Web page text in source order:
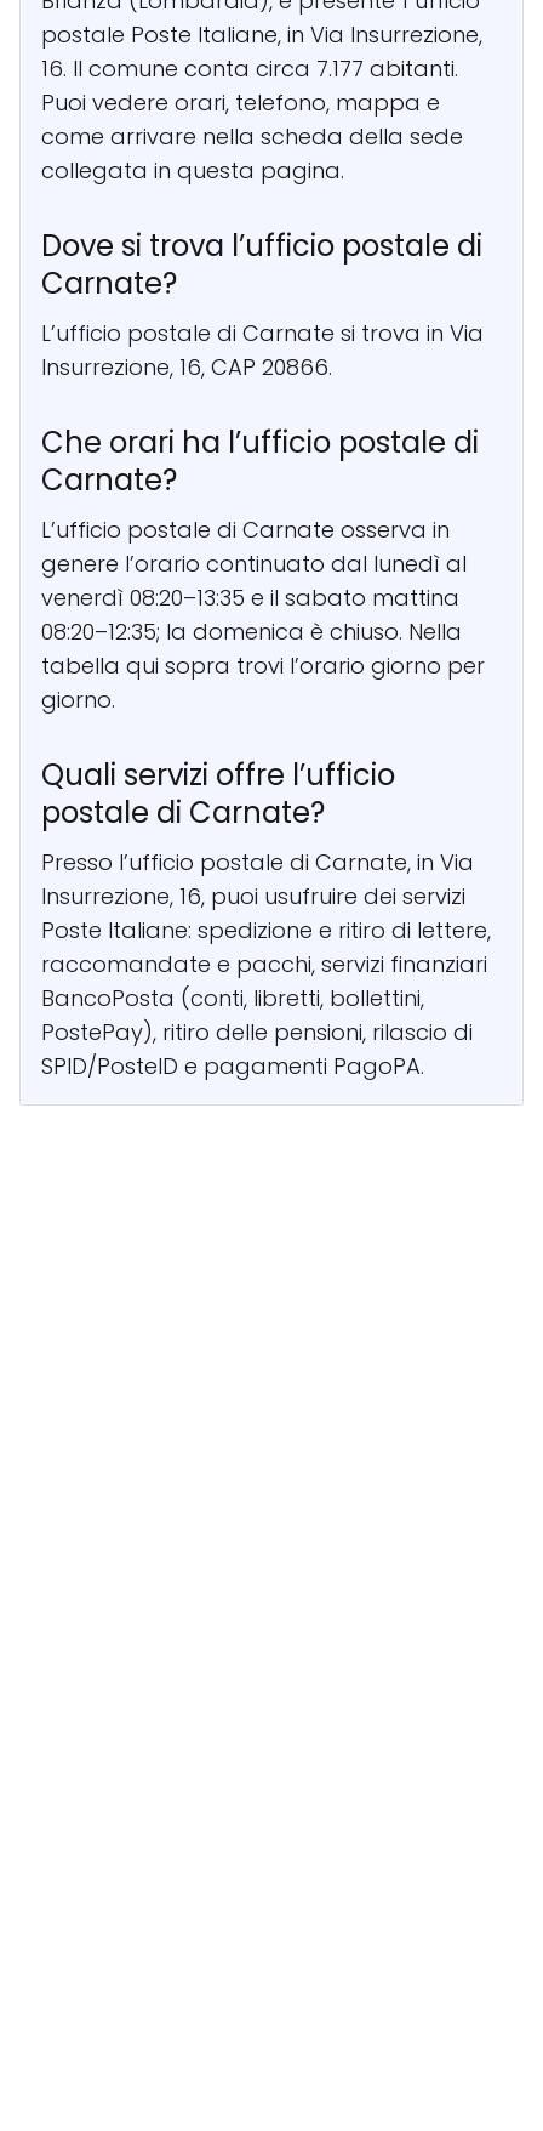
postale Poste Italiane, in Via Insurrezione,
16. Il comune conta circa 7.177 abitanti.
Puoi vedere orari, telefono, mappa e
come arrivare nella scheda della sede
collegata in questa pagina.
Dove si trova l’ufficio postale di
Carnate?
L’ufficio postale di Carnate si trova in Via
Insurrezione, 16, CAP 20866.
Che orari ha l’ufficio postale di
Carnate?
L’ufficio postale di Carnate osserva in
genere l’orario continuato dal lunedì al
venerdì 08:20–13:35 e il sabato mattina
08:20–12:35; la domenica è chiuso. Nella
tabella qui sopra trovi l’orario giorno per
giorno.
Quali servizi offre l’ufficio
postale di Carnate?
Presso l’ufficio postale di Carnate, in Via
Insurrezione, 16, puoi usufruire dei servizi
Poste Italiane: spedizione e ritiro di lettere,
raccomandate e pacchi, servizi finanziari
BancoPosta (conti, libretti, bollettini,
PostePay), ritiro delle pensioni, rilascio di
SPID/PosteID e pagamenti PagoPA.